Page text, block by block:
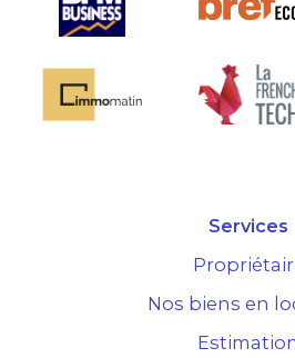
Services
Nos biens en